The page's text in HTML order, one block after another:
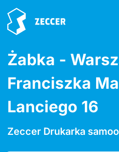
Żabka -
Franciszka
Lanciego 16
Zeccer Drukarka